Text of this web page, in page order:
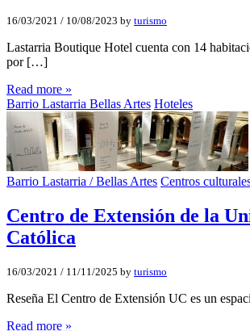
16/03/2021 / 10/08/2023 by turismo
Lastarria Boutique Hotel cuenta con 14
por […]
Read more »
Barrio Lastarria Bellas Artes Hoteles
Barrio Lastarria / Bellas Artes Centros
Centro de Extensión de la
Católica
16/03/2021 / 11/11/2025 by turismo
Reseña El Centro de Extensión UC es un
Read more »